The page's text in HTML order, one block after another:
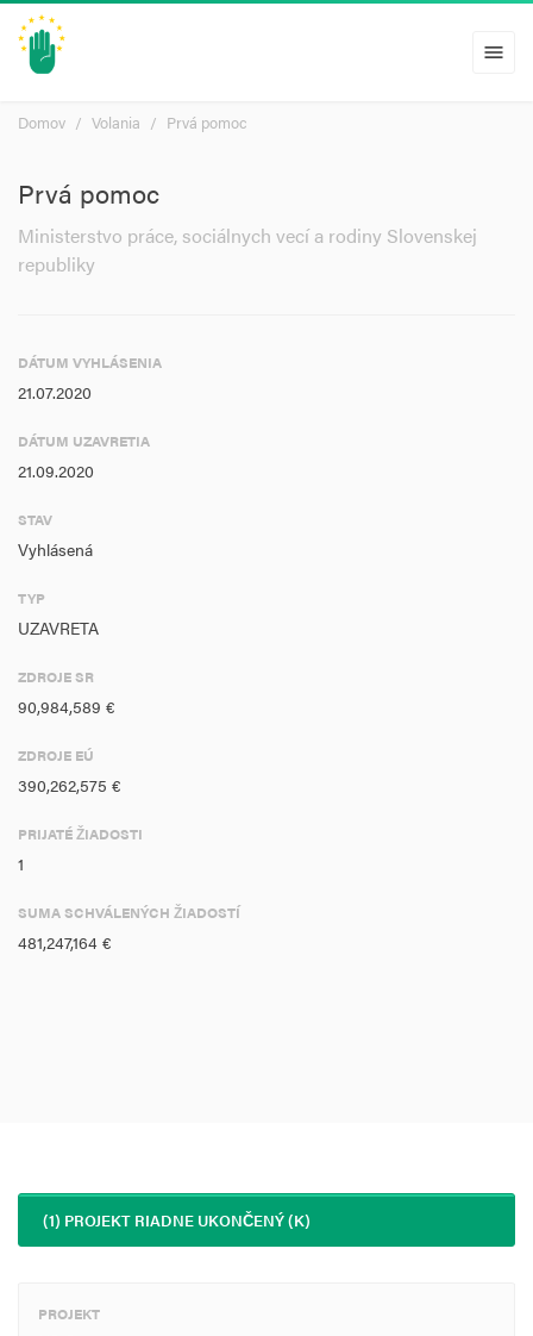
menu
Domov Volania Prvá pomoc
Prvá pomoc
Ministerstvo práce, sociálnych vecí a rodiny Slovenskej
republiky
DÁTUM VYHLÁSENIA
21.07.2020
DÁTUM UZAVRETIA
21.09.2020
STAV
Vyhlásená
TYP
UZAVRETA
ZDROJE SR
90,984,589 €
ZDROJE EÚ
390,262,575 €
PRIJATÉ ŽIADOSTI
1
SUMA SCHVÁLENÝCH ŽIADOSTÍ
481,247,164 €
(1) PROJEKT RIADNE UKONČENÝ (K)
PROJEKT